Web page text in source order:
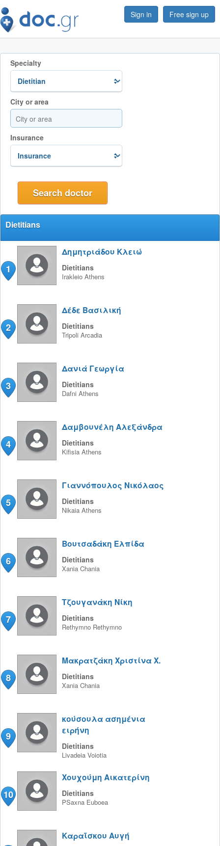
Sign in Free sign up
Specialty
City or area
Insurance
Dietitians
1
Δημητριάδου Κλειώ
Dietitians
Irakleio Athens
2
Δέδε Βασιλική
Dietitians
Tripoli Arcadia
3
Δανιά Γεωργία
Dietitians
Dafni Athens
4
Δαμβουνέλη Αλεξάνδρα
Dietitians
Kifisia Athens
5
Γιαννόπουλος Νικόλαος
Dietitians
Nikaia Athens
6
Βουτσαδάκη Ελπίδα
Dietitians
Xania Chania
7
Τζουγανάκη Νίκη
Dietitians
Rethymno Rethymno
8
Μακρατζάκη Χριστίνα Χ.
Dietitians
Xania Chania
9
κούσουλα ασημένια
ειρήνη
Dietitians
Livadeia Voiotia
10
Χουχούμη Αικατερίνη
Dietitians
PSaxna Euboea
Καραΐσκου Αυγή